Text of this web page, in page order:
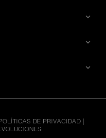



DE PRIVACIDAD |